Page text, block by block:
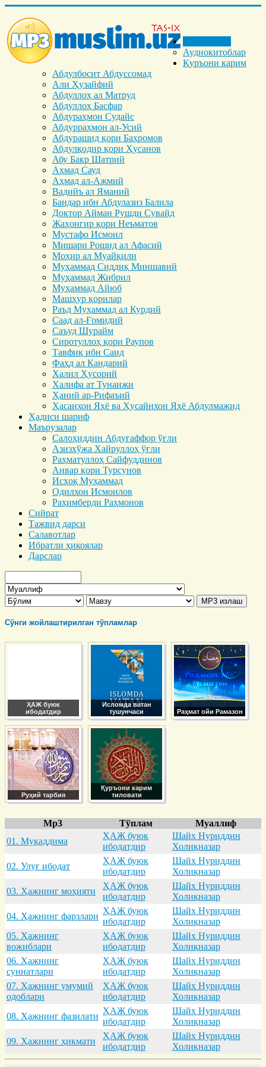
Аудиокитоблар
Қуръони карим
Абдулбосит Абдуссомад
Али Ҳузайфий
Абдуллоҳ ал Матруд
Абдуллоҳ Басфар
Абдураҳмон Судайс
Абдурраҳмон ал-Усий
Абдурашид қори Баҳромов
Абдулқодир қори Ҳусанов
Абу Бакр Шатрий
Аҳмад Сауд
Аҳмад ал-Ажмий
Вадийъ ал Яманий
Бандар ибн Абдулазиз Балила
Доктор Айман Рушди Сувайд
Жаҳонгир қори Неъматов
Мустафо Исмоил
Мишари Рошид ал Афасий
Моҳир ал Муайқили
Муҳаммад Cиддиқ Миншавий
Муҳаммад Жибрил
Муҳаммад Айюб
Машҳур қорилар
Раъд Муҳаммад ал Курдий
Саад ал-Ғомидий
Саъуд Шурайм
Сиротуллоҳ қори Раупов
Тавфиқ ибн Саид
Фаҳд ал Кандарий
Халил Ҳусорий
Халифа ат Тунаижи
Ҳаний ар-Рифаъий
Ҳасанхон Яҳё ва Ҳусайнхон Яҳё Абдулмажид
Ҳадиси шариф
Маърузалар
Салоҳиддин Абдуғаффор ўғли
Азизхўжа Хайруллоҳ ўғли
Раҳматуллоҳ Сайфуддинов
Анвар қори Турсунов
Исҳоқ Муҳаммад
Одилхон Исмоилов
Раҳимберди Раҳмонов
Сийрат
Тажвид дарси
Салавотлар
Ибратли ҳикоялар
Дарслар
Сўнги жойлаштирилган тўпламлар
ҲАЖ буюк
ибодатдир
Исломда ватан
тушунчаси
Раҳмат ойи Рамазон
Руҳий тарбия
Қуръони карим
тиловати
Mp3 Тўплам
Муаллиф
01. Муқaддимa
ҲАЖ буюк
ибодатдир
Шайх Нуриддин
Холиқназар
02. Улуғ ибодaт
ҲАЖ буюк
ибодатдир
Шайх Нуриддин
Холиқназар
03. Ҳaжнинг моҳияти
ҲАЖ буюк
ибодатдир
Шайх Нуриддин
Холиқназар
04. Ҳaжнинг фaрзлaри
ҲАЖ буюк
ибодатдир
Шайх Нуриддин
Холиқназар
05. Ҳaжнинг
вожиблaри
ҲАЖ буюк
ибодатдир
Шайх Нуриддин
Холиқназар
06. Ҳaжнинг
суннaтлaри
ҲАЖ буюк
ибодатдир
Шайх Нуриддин
Холиқназар
07. Ҳaжнинг умумий
одоблaри
ҲАЖ буюк
ибодатдир
Шайх Нуриддин
Холиқназар
08. Ҳaжнинг фaзилaти
ҲАЖ буюк
ибодатдир
Шайх Нуриддин
Холиқназар
09. Ҳaжнинг ҳикмaти
ҲАЖ буюк
ибодатдир
Шайх Нуриддин
Холиқназар